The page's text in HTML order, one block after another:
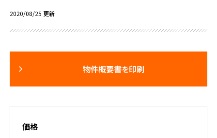
2020/08/25 更新
物件概要書を印刷
価格